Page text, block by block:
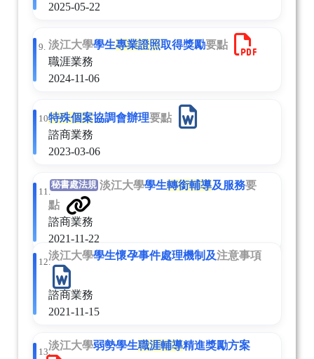
2025-05-22
9. 淡江大學學生專業證照取得獎勵要點
職涯業務
2024-11-06
10.特殊個案協調會辦理要點
諮商業務
2023-03-06
11.
秘書處法規 淡江大學學生轉銜輔導及服務要
點
諮商業務
2021-11-22
12.
淡江大學學生懷孕事件處理機制及注意事項
諮商業務
2021-11-15
13.
淡江大學弱勢學生職涯輔導精進獎勵方案